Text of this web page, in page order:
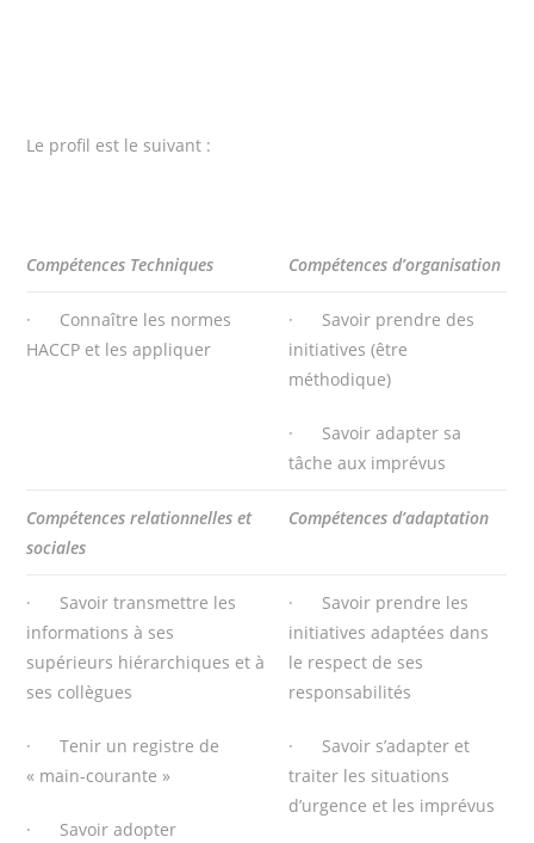
Le profil est le suivant :
Compétences Techniques Compétences d’organisation
· Connaître les normes
HACCP et les appliquer
· Savoir prendre des
initiatives (être
méthodique)
· Savoir adapter sa
tâche aux imprévus
Compétences relationnelles et
sociales
Compétences d’adaptation
· Savoir transmettre les
informations à ses
supérieurs hiérarchiques et à
ses collègues
· Tenir un registre de
« main-courante »
· Savoir adopter
· Savoir prendre les
initiatives adaptées dans
le respect de ses
responsabilités
· Savoir s’adapter et
traiter les situations
d’urgence et les imprévus